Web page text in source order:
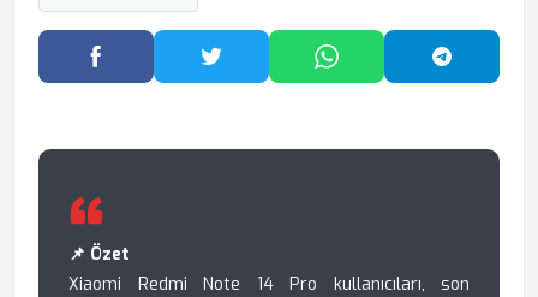
Facebook'ta PaylaşTwitter'da PaylaşWhatsApp'ta Paylaş
📌 Özet
Xiaomi Redmi Note 14 Pro kullanıcıları, son